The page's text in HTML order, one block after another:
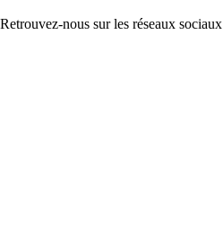
Retrouvez-nous sur les réseaux sociaux